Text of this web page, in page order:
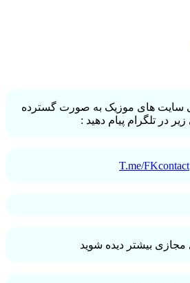
سایت های موزیک به صورت گسترده
در تلگرام پیام دهید :
T.me/FKcontact
بیشتر دیده شوید